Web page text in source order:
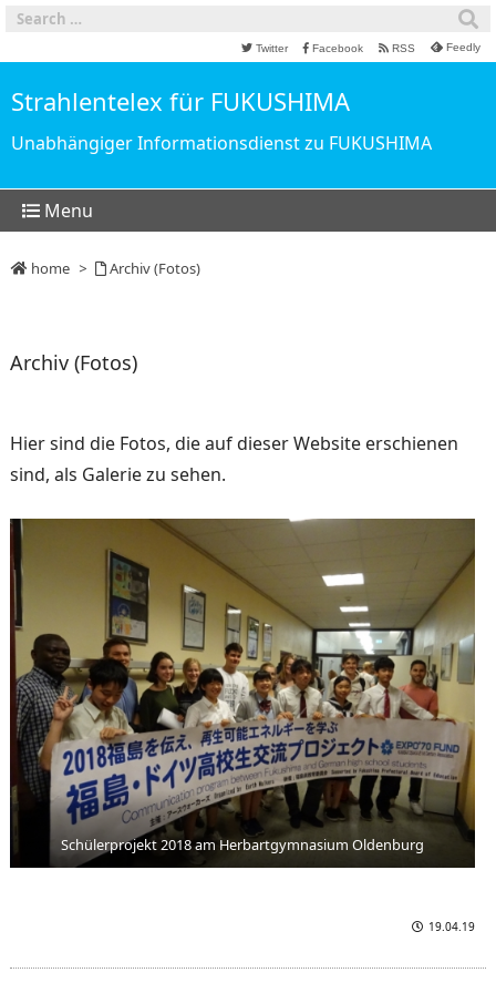
Strahlentelex für FUKUSHIMA
Unabhängiger Informationsdienst zu FUKUSHIMA
Menu
Twitter Facebook RSS Feedly
home > Archiv (Fotos)
Archiv (Fotos)
Hier sind die Fotos, die auf dieser Website erschienen
sind, als Galerie zu sehen.
Schülerprojekt 2018 am Herbartgymnasium Oldenburg
19.04.19